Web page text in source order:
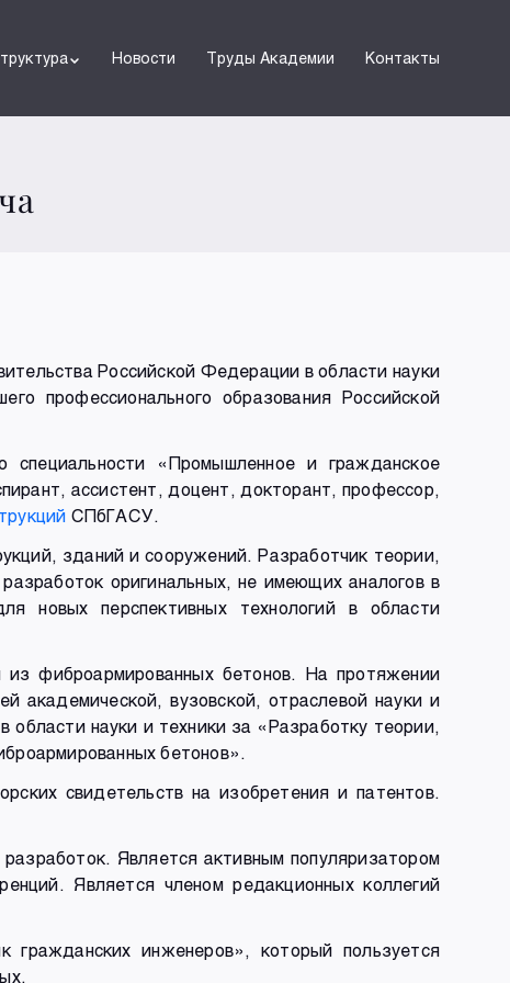
Новости Труды Академии Контакты
Российской Федерации в области науки
профессионального образования Российской
«Промышленное и гражданское
ассистент, доцент, докторант, профессор,
СПбГАСУ.
зданий и сооружений. Разработчик теории,
оригинальных, не имеющих аналогов в
новых перспективных технологий в области
фиброармированных бетонов. На протяжении
академической, вузовской, отраслевой науки и
науки и техники за «Разработку теории,
бетонов».
свидетельств на изобретения и патентов.
Является активным популяризатором
Является членом редакционных коллегий
гражданских инженеров», который пользуется